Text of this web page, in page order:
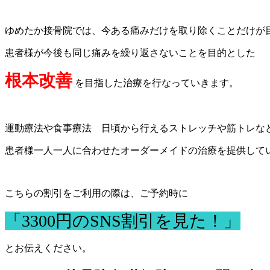
ゆめたか接骨院では、今ある痛みだけを取り除くことだけが
患者様が今後も同じ痛みを繰り返さないことを目的とした
根本改善 を目指した治療を行なっていきます。
運動療法や食事療法 日頃から行えるストレッチや筋トレな
患者様一人一人に合わせたオーダーメイドの治療を提供して
こちらの割引をご利用の際は、ご予約時に
「3300円のSNS割引を見た！」
とお伝えください。